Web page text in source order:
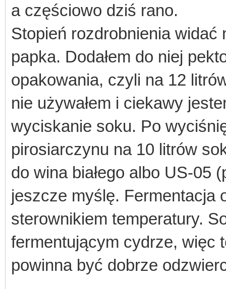
a częściowo dziś rano.
Stopień rozdrobnienia widać
papka. Dodałem do niej
opakowania, czyli na 12
nie używałem i ciekawy
wyciskanie soku. Po
pirosiarczynu na 10 litrów
do wina białego albo US-05
jeszcze myślę. Fermentacja
sterownikiem temperatury.
fermentującym cydrze, więc
powinna być dobrze